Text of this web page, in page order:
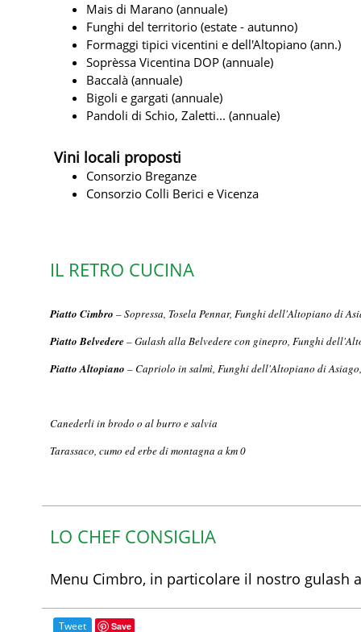
Mais di Marano (annuale)
Funghi del territorio (estate - autunno)
Formaggi tipici vicentini e dell'Altopiano (ann.)
Soprèssa Vicentina DOP (annuale)
Baccalà (annuale)
Bigoli e gargati (annuale)
Pandoli di Schio, Zaletti... (annuale)
Vini locali proposti
Consorzio Breganze
Consorzio Colli Berici e Vicenza
IL RETRO CUCINA
Piatto Cimbro – Sopressa, Tosela Pennar, Funghi dell'Altopiano di
Piatto Belvedere – Gulash alla Belvedere con ginepro, Funghi
Piatto Altopiano – Capriolo in salmì, Funghi dell'Altopiano di
Canederli in brodo o al burro e salvia
Tarassaco, cumo ed erbe di montagna a km 0
LO CHEF CONSIGLIA
Menu Cimbro, in particolare il nostro gulash
Tweet Save